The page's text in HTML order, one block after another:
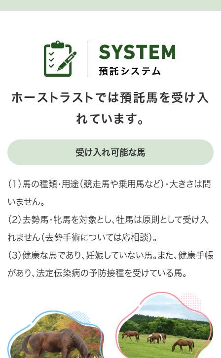
ホーストラストでは預託馬を受け入
れています。
受け入れ可能な馬
（1）馬の種類・用途（競走馬や乗用馬など）・大きさは問
いません。
（2）去勢馬・牝馬を対象とし、牡馬は原則として受け入
れません（去勢手術については応相談）。
（3）健康な馬であり、妊娠していない馬。また、健康手帳
があり、法定伝染病の予防接種を受けている馬。